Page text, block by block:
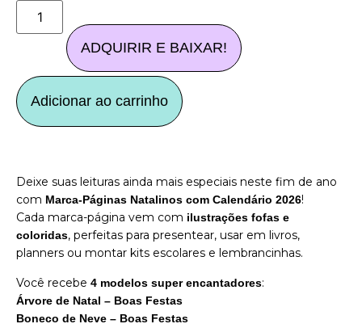
ADQUIRIR E BAIXAR!
Adicionar ao carrinho
Deixe suas leituras ainda mais especiais neste fim de ano
com Marca-Páginas Natalinos com Calendário 2026!
Cada marca-página vem com ilustrações fofas e
coloridas, perfeitas para presentear, usar em livros,
planners ou montar kits escolares e lembrancinhas.
Você recebe 4 modelos super encantadores:
Árvore de Natal – Boas Festas
Boneco de Neve – Boas Festas